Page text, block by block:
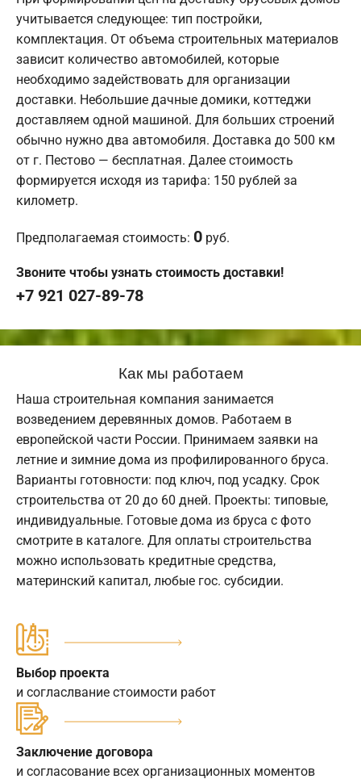
учитывается следующее: тип постройки,
комплектация. От объема строительных материалов
зависит количество автомобилей, которые
необходимо задействовать для организации
доставки. Небольшие дачные домики, коттеджи
доставляем одной машиной. Для больших строений
обычно нужно два автомобиля. Доставка до 500 км
от г. Пестово — бесплатная. Далее стоимость
формируется исходя из тарифа: 150 рублей за
километр.
Предполагаемая стоимость: 0 руб.
Звоните чтобы узнать стоимость доставки!
+7 921 027-89-78
Как мы работаем
Наша строительная компания занимается
возведением деревянных домов. Работаем в
европейской части России. Принимаем заявки на
летние и зимние дома из профилированного бруса.
Варианты готовности: под ключ, под усадку. Срок
строительства от 20 до 60 дней. Проекты: типовые,
индивидуальные. Готовые дома из бруса с фото
смотрите в каталоге. Для оплаты строительства
можно использовать кредитные средства,
материнский капитал, любые гос. субсидии.
Выбор проекта
и согласлвание стоимости работ
Заключение договора
и согласование всех организационных моментов